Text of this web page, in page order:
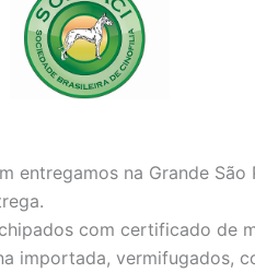
entregamos na Grande São
com certificado de
importada, vermifugados,